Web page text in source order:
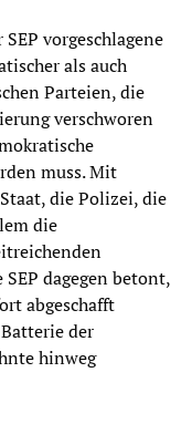
vorgeschlagene
als auch
Parteien, die
verschworen
muss. Mit
die Polizei, die
die
dagegen betont,
abgeschafft
der
hinweg